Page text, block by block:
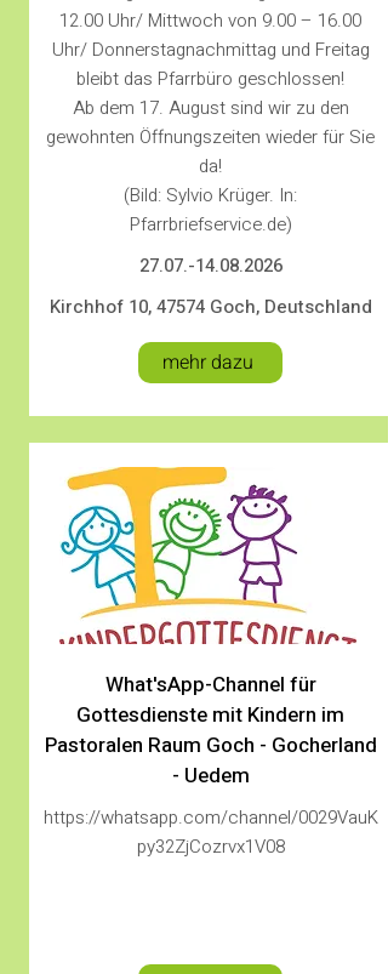
12.00 Uhr/ Mittwoch von 9.00 – 16.00
Uhr/ Donnerstagnachmittag und Freitag
bleibt das Pfarrbüro geschlossen!
Ab dem 17. August sind wir zu den
gewohnten Öffnungszeiten wieder für Sie
da!
(Bild: Sylvio Krüger. In:
Pfarrbriefservice.de)
27.07.-14.08.2026
Kirchhof 10, 47574 Goch, Deutschland
mehr dazu
What'sApp-Channel für
Gottesdienste mit Kindern im
Pastoralen Raum Goch - Gocherland
- Uedem
https://whatsapp.com/channel/0029VauK
py32ZjCozrvx1V08